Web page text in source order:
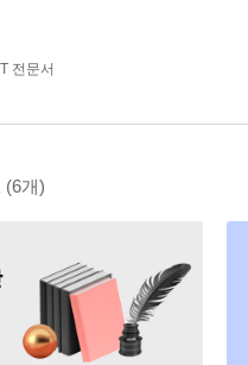
전문서
(6개)